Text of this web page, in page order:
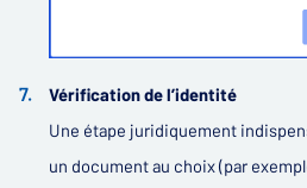
Vérification de l’identité
Une étape juridiquement
un document au choix (par